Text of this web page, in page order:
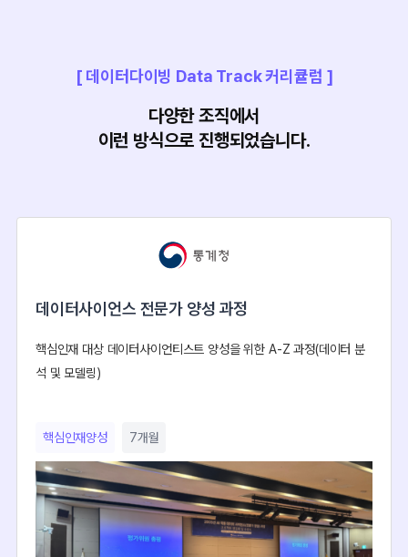
[ 데이터다이빙 Data Track 커리큘럼 ]
다양한 조직에서
이런 방식으로 진행되었습니다.
데이터사이언스 전문가 양성 과정
핵심인재 대상 데이터사이언티스트 양성을 위한 A-Z 과정(데이터 분
석 및 모델링)
핵심인재양성 7개월